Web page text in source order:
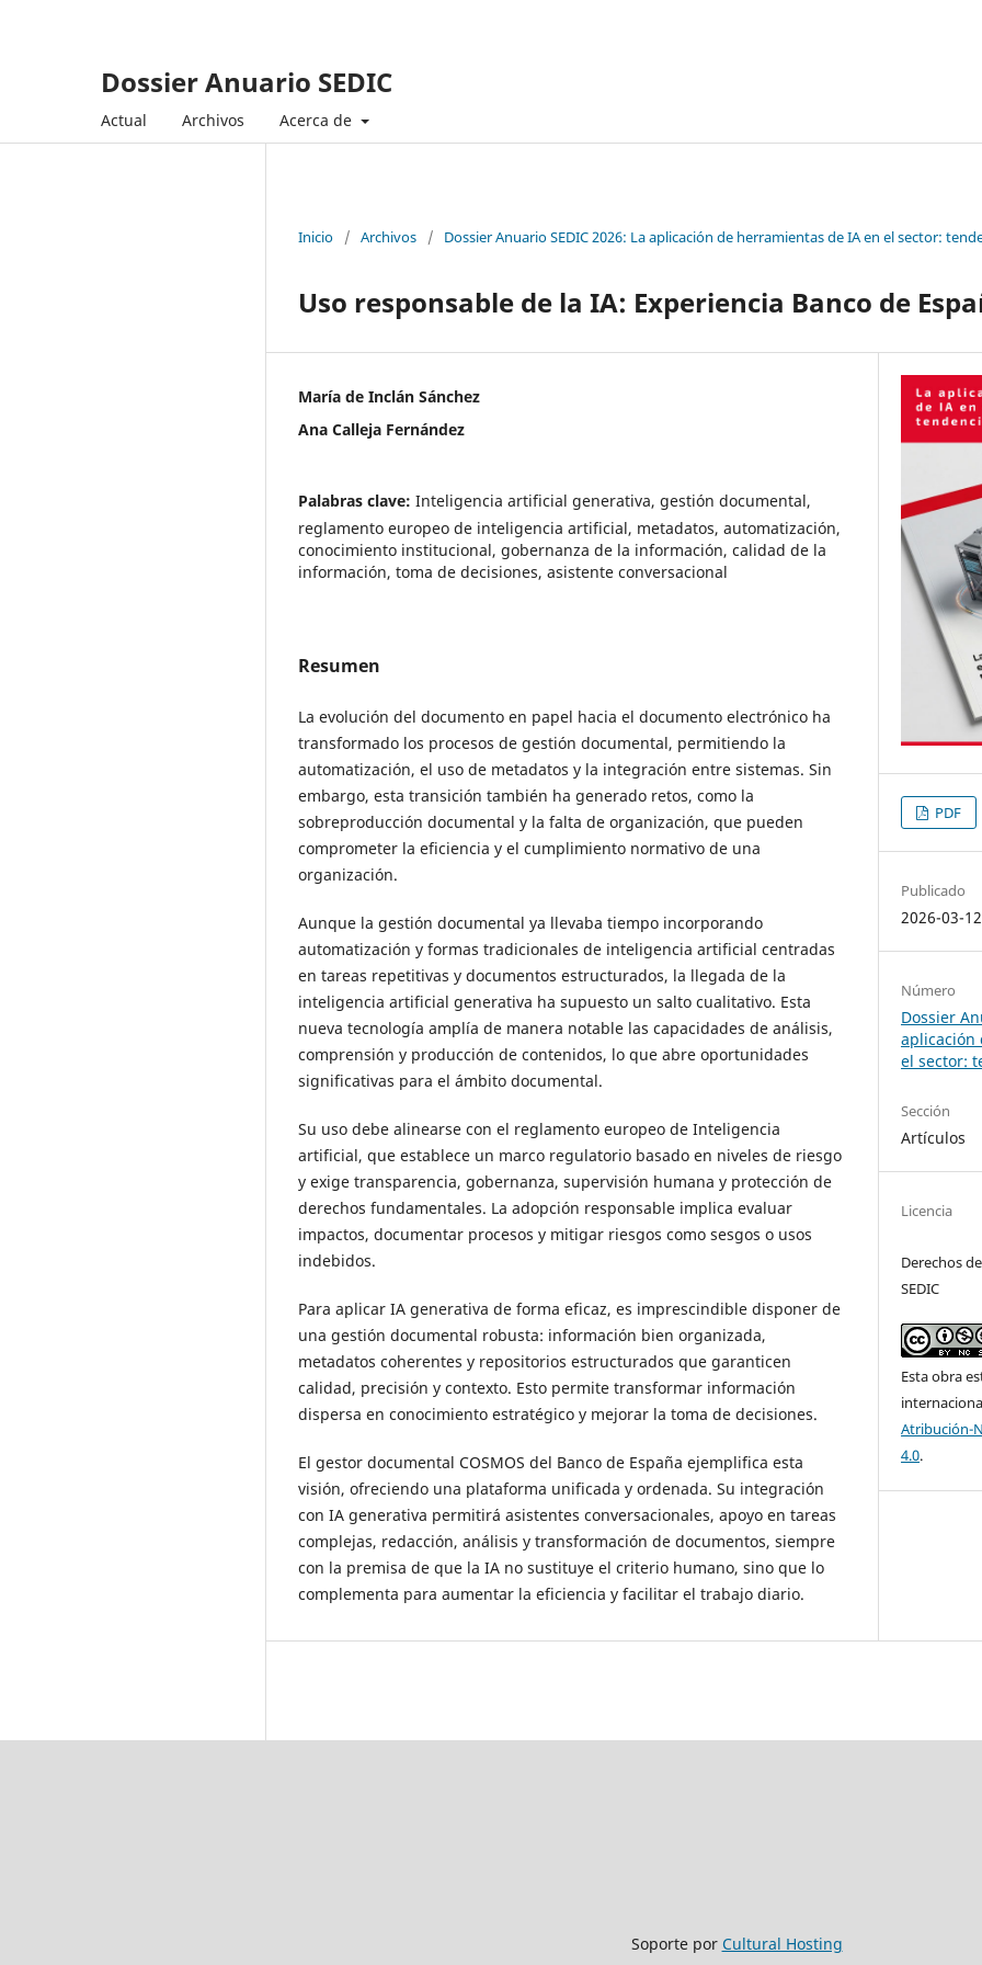
Dossier Anuario SEDIC
Actual Archivos Acerca de
Inicio / Archivos / Dossier Anuario SEDIC 2026: La aplicación de herramientas de IA en el sector:
Uso responsable de la IA: Experiencia Banco de
María de Inclán Sánchez
Ana Calleja Fernández
Palabras clave: Inteligencia artificial generativa, gestión documental,
reglamento europeo de inteligencia artificial, metadatos, automatización,
conocimiento institucional, gobernanza de la información, calidad de la
información, toma de decisiones, asistente conversacional
Resumen
La evolución del documento en papel hacia el documento electrónico ha
transformado los procesos de gestión documental, permitiendo la
automatización, el uso de metadatos y la integración entre sistemas. Sin
embargo, esta transición también ha generado retos, como la
sobreproducción documental y la falta de organización, que pueden
comprometer la eficiencia y el cumplimiento normativo de una
organización.
Aunque la gestión documental ya llevaba tiempo incorporando
automatización y formas tradicionales de inteligencia artificial centradas
en tareas repetitivas y documentos estructurados, la llegada de la
inteligencia artificial generativa ha supuesto un salto cualitativo. Esta
nueva tecnología amplía de manera notable las capacidades de análisis,
comprensión y producción de contenidos, lo que abre oportunidades
significativas para el ámbito documental.
Su uso debe alinearse con el reglamento europeo de Inteligencia
artificial, que establece un marco regulatorio basado en niveles de riesgo
y exige transparencia, gobernanza, supervisión humana y protección de
derechos fundamentales. La adopción responsable implica evaluar
impactos, documentar procesos y mitigar riesgos como sesgos o usos
indebidos.
Para aplicar IA generativa de forma eficaz, es imprescindible disponer de
una gestión documental robusta: información bien organizada,
metadatos coherentes y repositorios estructurados que garanticen
calidad, precisión y contexto. Esto permite transformar información
dispersa en conocimiento estratégico y mejorar la toma de decisiones.
El gestor documental COSMOS del Banco de España ejemplifica esta
visión, ofreciendo una plataforma unificada y ordenada. Su integración
con IA generativa permitirá asistentes conversacionales, apoyo en tareas
complejas, redacción, análisis y transformación de documentos, siempre
con la premisa de que la IA no sustituye el criterio humano, sino que lo
complementa para aumentar la eficiencia y facilitar el trabajo diario.
PDF
Publicado
2026-03-12
Número
Dossier
aplicación
el sector:
Sección
Artículos
Licencia
Derechos
SEDIC
Esta obra
Atribución-
4.0.
Soporte por Cultural Hosting